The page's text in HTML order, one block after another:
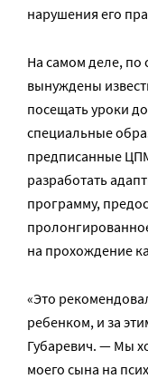
нарушения его
На самом деле, по
вынуждены
посещать уроки
специальные
предписанные
разработать
программу,
на прохождение
«Это
ребенком, и за
Губаревич. — Мы
моего сына на